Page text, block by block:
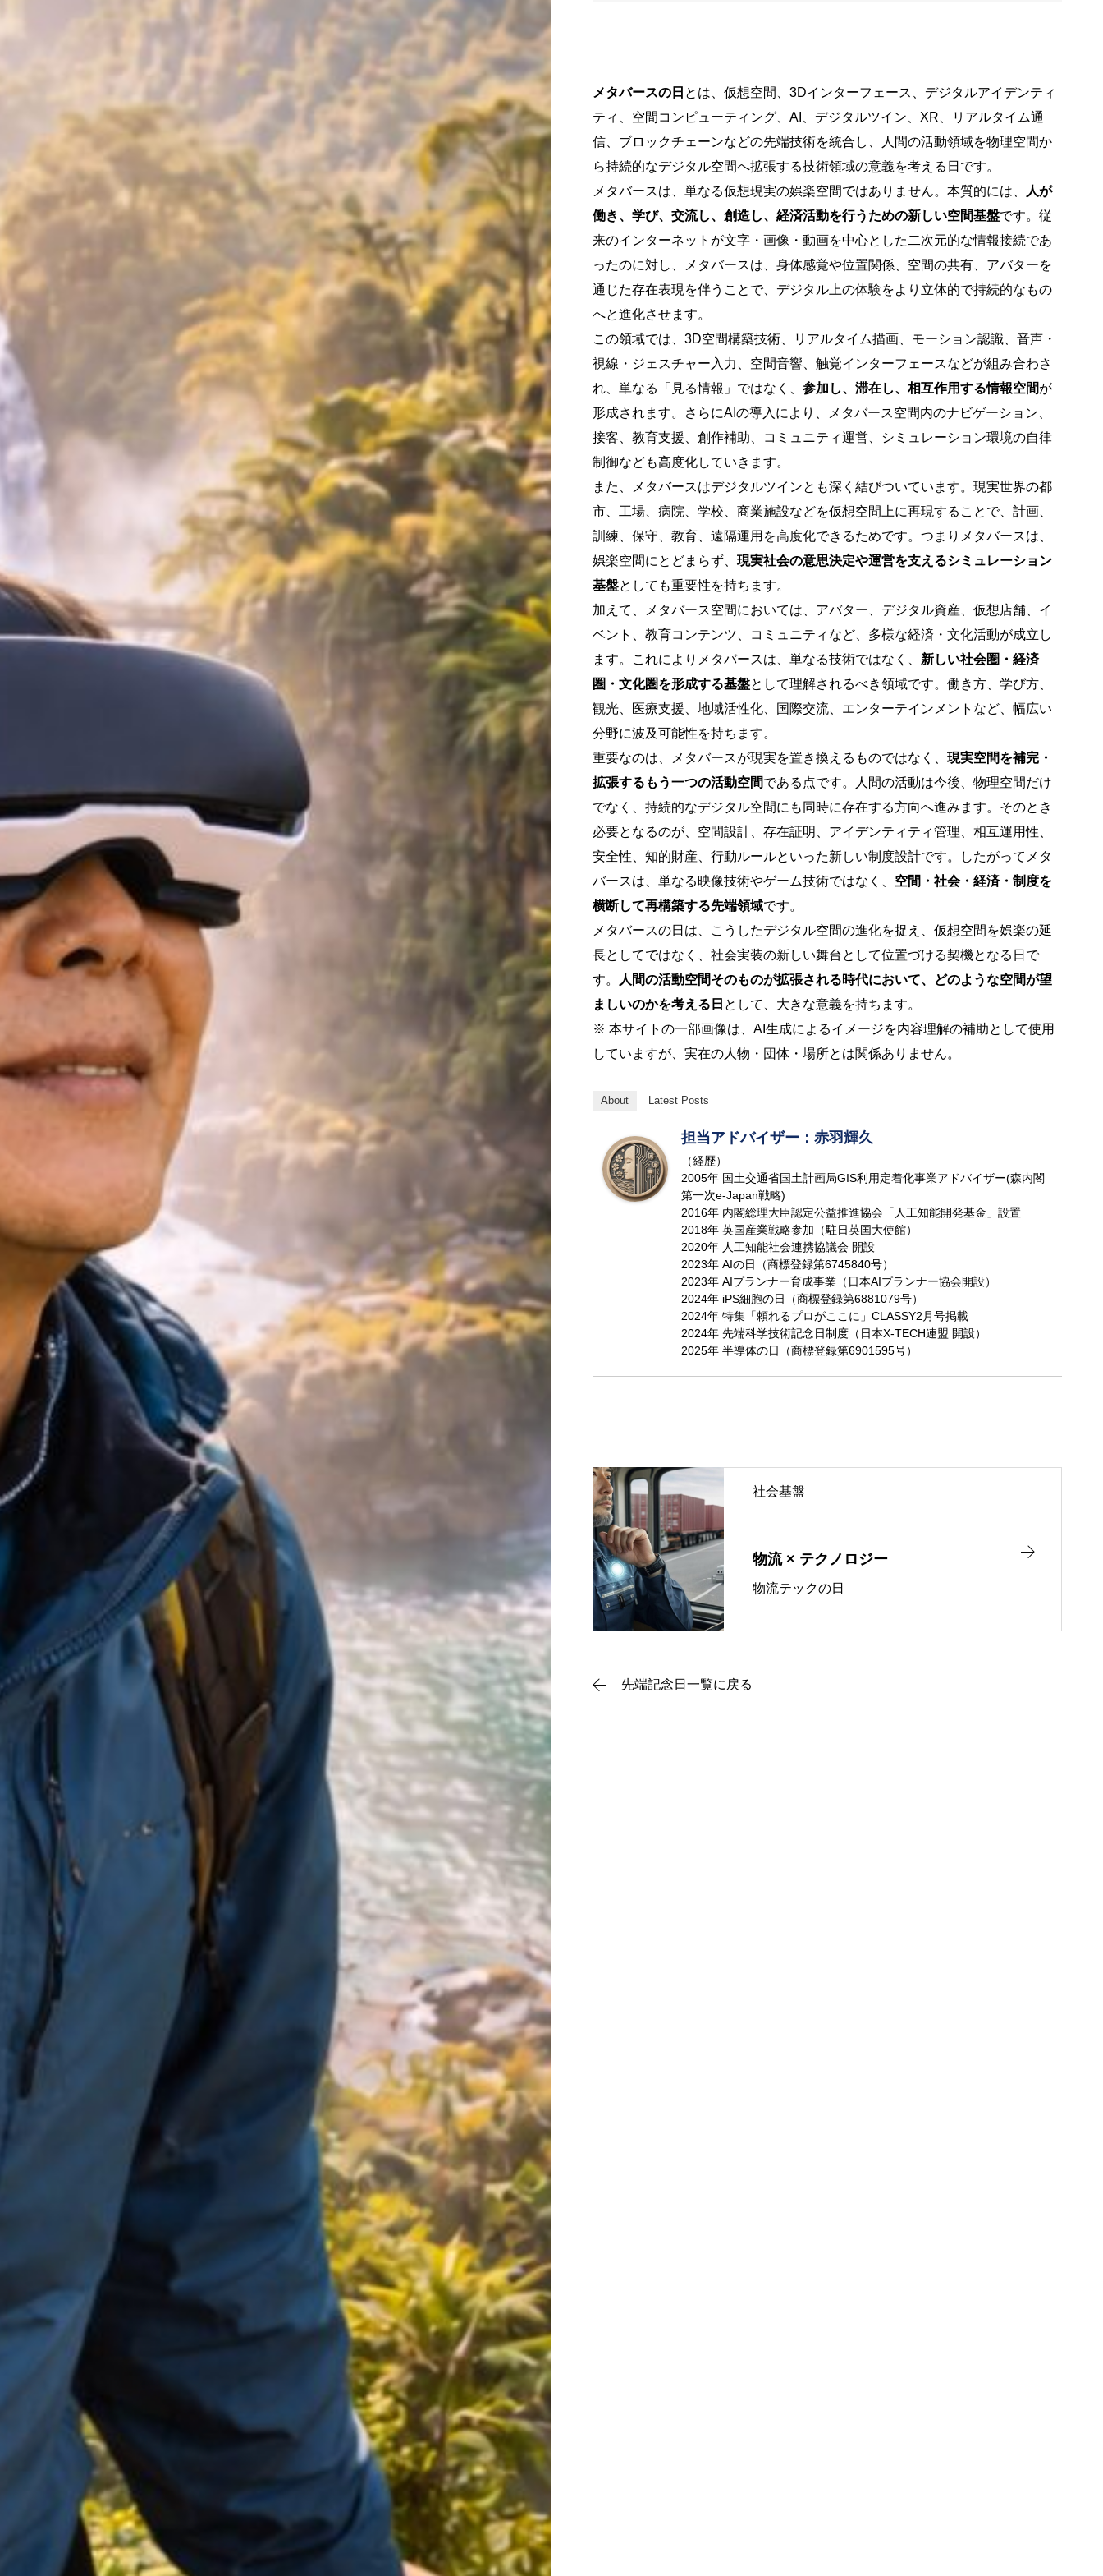
動画で理解
記念日一覧
運営団体
管理団体
協議会
メタバースの日 とは、仮想空間、3Dインターフェース、デジタルアイデンティ
ティ、空間コンピューティング、AI、デジタルツイン、XR、リアルタイム通
信、ブロックチェーンなどの先端技術を統合し、人間の活動領域を物理空間か
ら持続的なデジタル空間へ拡張する技術領域の意義を考える日です。
メタバースは、単なる仮想現実の娯楽空間ではありません。本質的には、
人が
働き、学び、交流し、創造し、経済活動を行うための新しい空間基盤です。従
来のインターネットが文字・画像・動画を中心とした二次元的な情報接続であ
ったのに対し、メタバースは、身体感覚や位置関係、空間の共有、アバターを
通じた存在表現を伴うことで、デジタル上の体験をより立体的で持続的なもの
へと進化させます。
この領域では、3D空間構築技術、リアルタイム描画、モーション認識、音声・
視線・ジェスチャー入力、空間音響、触覚インターフェースなどが組み合わさ
れ、単なる「見る情報」ではなく、 参加し、滞在し、相互作用する情報空間が
形成されます。さらにAIの導入により、メタバース空間内のナビゲーション、
接客、教育支援、創作補助、コミュニティ運営、シミュレーション環境の自律
制御なども高度化していきます。
また、メタバースはデジタルツインとも深く結びついています。現実世界の都
市、工場、病院、学校、商業施設などを仮想空間上に再現することで、計画、
訓練、保守、教育、遠隔運用を高度化できるためです。つまりメタバースは、
娯楽空間にとどまらず、 現実社会の意思決定や運営を支えるシミュレーション
基盤としても重要性を持ちます。
加えて、メタバース空間においては、アバター、デジタル資産、仮想店舗、イ
ベント、教育コンテンツ、コミュニティなど、多様な経済・文化活動が成立し
ます。これによりメタバースは、単なる技術ではなく、 新しい社会圏・経済
圏・文化圏を形成する基盤として理解されるべき領域です。働き方、学び方、
観光、医療支援、地域活性化、国際交流、エンターテインメントなど、幅広い
分野に波及可能性を持ちます。
重要なのは、メタバースが現実を置き換えるものではなく、 現実空間を補完・
拡張するもう一つの活動空間である点です。人間の活動は今後、物理空間だけ
でなく、持続的なデジタル空間にも同時に存在する方向へ進みます。そのとき
必要となるのが、空間設計、存在証明、アイデンティティ管理、相互運用性、
安全性、知的財産、行動ルールといった新しい制度設計です。したがってメタ
バースは、単なる映像技術やゲーム技術ではなく、 空間・社会・経済・制度を
横断して再構築する先端領域です。
メタバースの日は、こうしたデジタル空間の進化を捉え、仮想空間を娯楽の延
長としてではなく、社会実装の新しい舞台として位置づける契機となる日で
す。
人間の活動空間そのものが拡張される時代において、どのような空間が望
ましいのかを考える日 として、大きな意義を持ちます。
※ 本サイトの一部画像は、AI生成によるイメージを内容理解の補助として使用
していますが、実在の人物・団体・場所とは関係ありません。
About Latest Posts
担当アドバイザー：赤羽輝久
（経歴）
2005年 国土交通省国土計画局GIS利用定着化事業アドバイザー(森内閣
第一次e-Japan戦略)
2016年 内閣総理大臣認定公益推進協会「人工知能開発基金」設置
2018年 英国産業戦略参加（駐日英国大使館）
2020年 人工知能社会連携協議会 開設
2023年 AIの日（商標登録第6745840号）
2023年 AIプランナー育成事業（日本AIプランナー協会開設）
2024年 iPS細胞の日（商標登録第6881079号）
2024年 特集「頼れるプロがここに」CLASSY2月号掲載
2024年 先端科学技術記念日制度（日本X-TECH連盟 開設）
2025年 半導体の日（商標登録第6901595号）
物流 × テクノロジー
物流テックの日
社会基盤
先端記念日一覧に戻る